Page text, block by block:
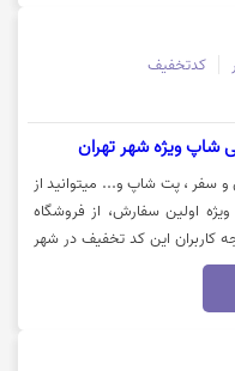
کدتخفیف
و سفر ، پت شاپ و... میتوانید از
100 هزار تومان، ویژه اولین سفارش، از فروشگاه
کاربران این کد تخفیف در شهر
تومان فعال میباشد. جهت استفاده از تخفیف و